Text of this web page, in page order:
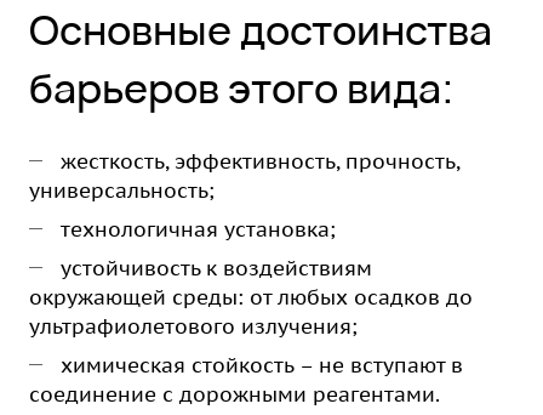
Основные достоинства
барьеров этого вида:
жесткость, эффективность, прочность,
универсальность;
технологичная установка;
устойчивость к воздействиям
окружающей среды: от любых осадков до
ультрафиолетового излучения;
химическая стойкость – не вступают в
соединение с дорожными реагентами.